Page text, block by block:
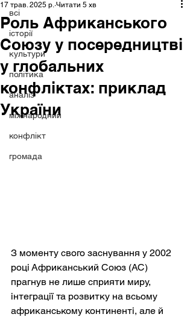
всі
історії
культури
політика
аналіз
міжнародний
конфлікт
громада
Роль Африканського
Союзу у посередництві
у глобальних
конфліктах: приклад
України
17 трав. 2025 р. Читати 5 хв
З моменту свого заснування у 2002
році Африканський Союз (АС)
прагнув не лише сприяти миру,
інтеграції та розвитку на всьому
африканському континенті, але й